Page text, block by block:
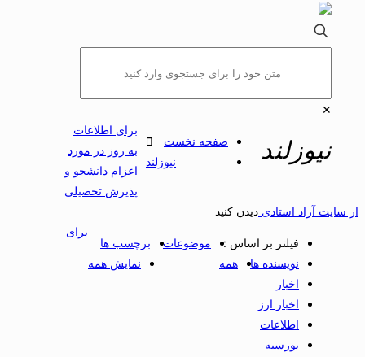
✕
نیوزلند
صفحه نخست
نیوزلند
برای اطلاعات
به روز در مورد
اعزام دانشجو و
پذیرش تحصیلی
از سایت آراد استادی دیدن کنید
فیلتر بر اساس : موضوعات
برچسب ها
نویسنده ها
نمایش همه
همه
اخبار
اخبار ارز
اطلاعات
بورسیه
برای